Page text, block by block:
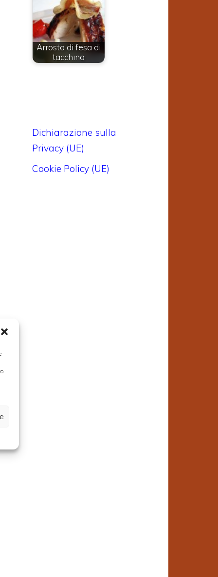
Arrosto di fesa di
tacchino
Dichiarazione sulla
Privacy (UE)
Cookie Policy (UE)